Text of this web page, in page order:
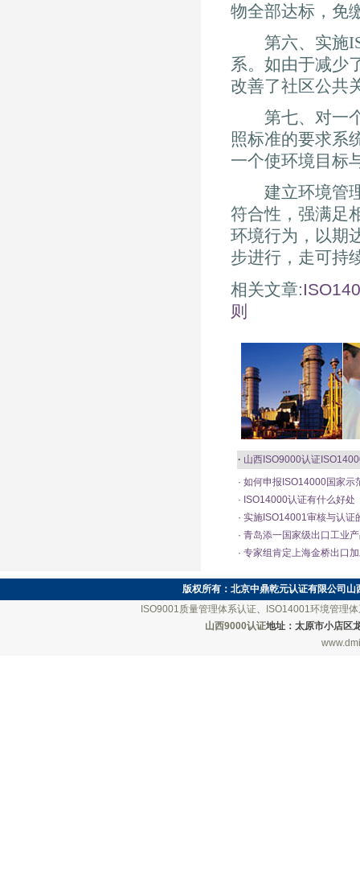
物全部达标，免
第六、实施
系。如由于减少
改善了社区公共
第七、对一个
照标准的要求系
一个使环境目标
建立环境管理
符合性，强满足
环境行为，以期
步进行，走可持
相关文章:
则
· 山西ISO9000认证
· 如何申报ISO14000国家示
· ISO14000认证有什么好处
· 实施ISO14001审核与认证
· 青岛添一国家级出口工业
· 专家组肯定上海金桥出口
版权所有： 北京中鼎乾元认证有限公司山
ISO9001质量管理体系认证、
ISO14001环境管理
山西9000认证地址：太原市小店区